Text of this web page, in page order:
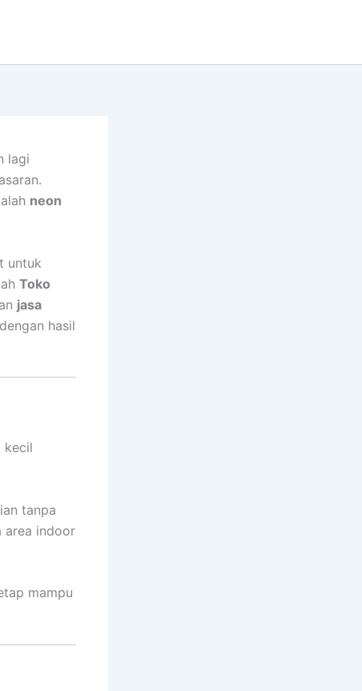
lagi
neon
untuk
Toko
jasa
dengan hasil
kecil
tanpa
area indoor
mampu